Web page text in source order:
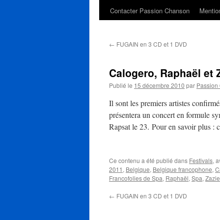
Contacter Passion Chanson
← FUGAIN en 3 CD et 1 DVD
Calogero, Raphaël et
Publié le 15 décembre 2010 par Passion
Il sont les premiers artistes
présentera un concert en formule
Rapsat le 23. Pour en savoir plus :
Ce contenu a été publié dans Festivals,
2011 , Belgique, Belgique francophone,
Francofolies de Spa, Raphaël, Spa, Zazie
← FUGAIN en 3 CD et 1 DVD